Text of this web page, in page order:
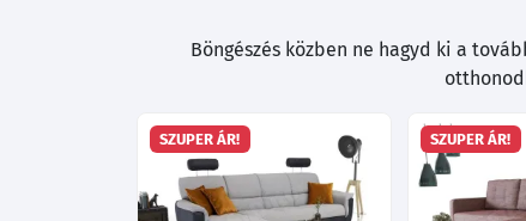
Böngészés közben ne hagyd ki a
SZUPER ÁR! SZUPER ÁR!